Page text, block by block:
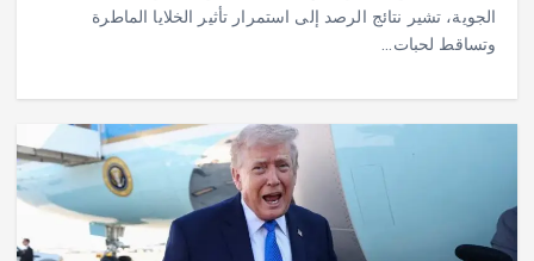
الجوية، تشير نتائج الرصد إلى استمرار تأثير الخلايا الماطرة
وتساقط لحبات…